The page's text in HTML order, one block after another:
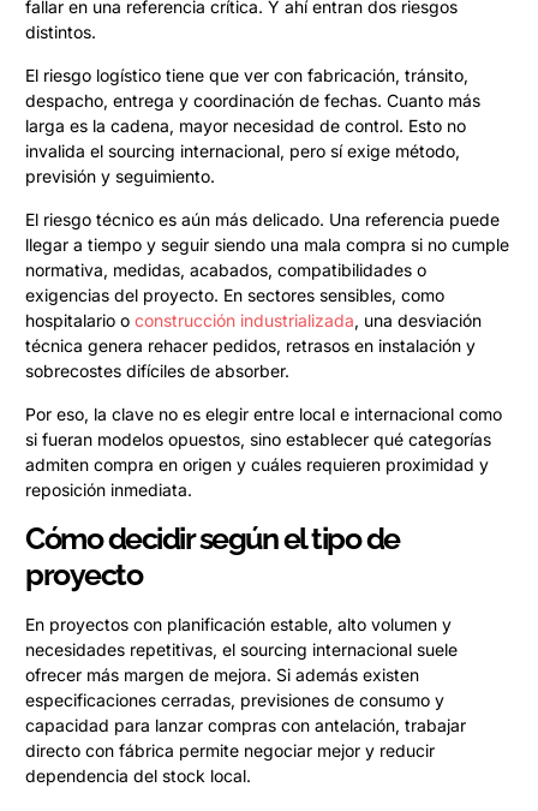
fallar en una referencia crítica. Y ahí entran dos riesgos
distintos.
El riesgo logístico tiene que ver con fabricación, tránsito,
despacho, entrega y coordinación de fechas. Cuanto más
larga es la cadena, mayor necesidad de control. Esto no
invalida el sourcing internacional, pero sí exige método,
previsión y seguimiento.
El riesgo técnico es aún más delicado. Una referencia puede
llegar a tiempo y seguir siendo una mala compra si no cumple
normativa, medidas, acabados, compatibilidades o
exigencias del proyecto. En sectores sensibles, como
hospitalario o construcción industrializada, una desviación
técnica genera rehacer pedidos, retrasos en instalación y
sobrecostes difíciles de absorber.
Por eso, la clave no es elegir entre local e internacional como
si fueran modelos opuestos, sino establecer qué categorías
admiten compra en origen y cuáles requieren proximidad y
reposición inmediata.
Cómo decidir según el tipo de
proyecto
En proyectos con planificación estable, alto volumen y
necesidades repetitivas, el sourcing internacional suele
ofrecer más margen de mejora. Si además existen
especificaciones cerradas, previsiones de consumo y
capacidad para lanzar compras con antelación, trabajar
directo con fábrica permite negociar mejor y reducir
dependencia del stock local.